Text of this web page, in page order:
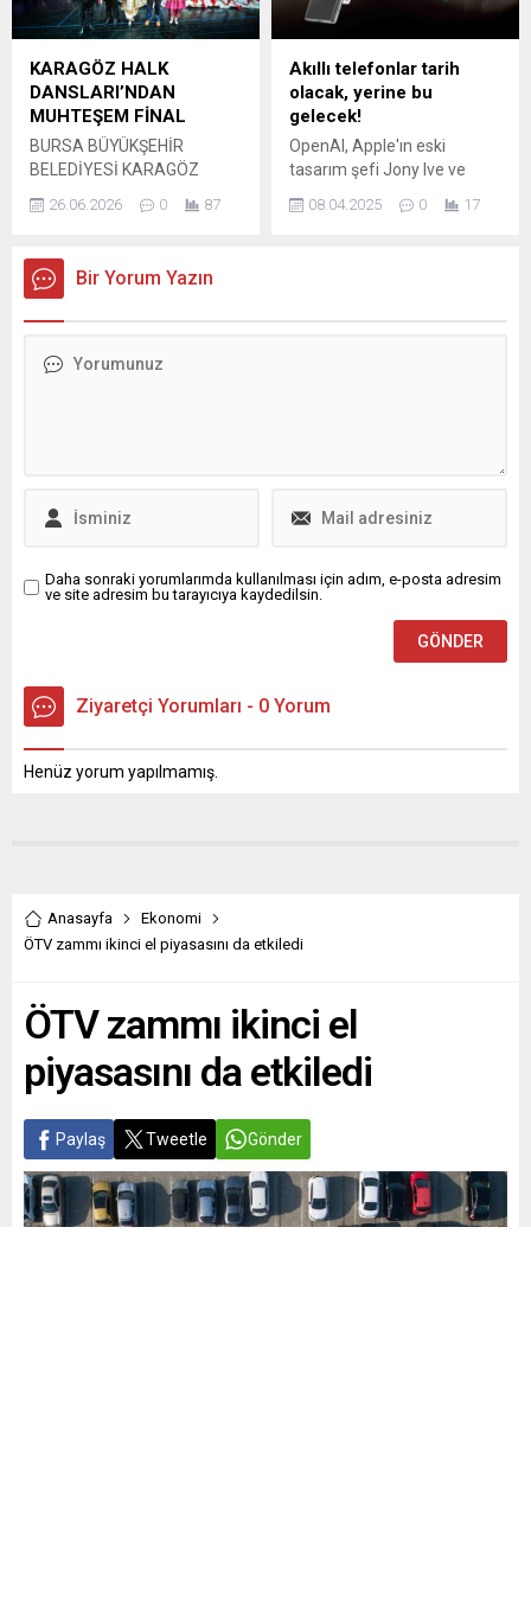
bekleniyor. Yeni yılda
Meclis'e getirilmesi
planlanan 12. Yargı
Paketi'nde ise sürücü
belgeleri ve ehliyet sahibi
olma sürecine yönelik
önemli değişikliklere
gidileceği öne sürüldü.
KARAGÖZ HALK
DANSLARI’NDAN
MUHTEŞEM FİNAL
BURSA BÜYÜKŞEHİR
BELEDİYESİ KARAGÖZ
HALK DANSLARI
TOPLULUĞU, YIL SONU
UNUTULMAZ BİR FİNAL
YAPTI. Türkiye’nin köklü
Topluluğu, Atatürk Kültür
sayısız gösteri...
26.06.2026 0 87
Akıllı telefonlar tarih
olacak, yerine bu
gelecek!
OpenAI, Apple'ın eski
tasarım şefi Jony Ive ve
OpenAI CEO'su Sam
Altman'ın kurduğu ve akıllı
08.04.2025 0 17
Bir Yorum Yazın
Daha sonraki yorumlarımda kullanılması için adım, e-posta adresim
ve site adresim bu tarayıcıya kaydedilsin.
Ziyaretçi Yorumları - 0 Yorum
Henüz yorum yapılmamış.
Anasayfa
Ekonomi
ÖTV zammı ikinci el piyasasını da etkiledi
ÖTV zammı ikinci el
piyasasını da etkiledi
Paylaş Tweetle Gönder